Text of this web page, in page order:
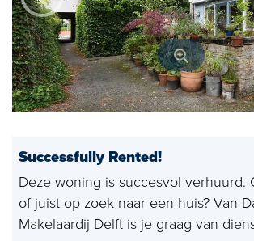
Selling
Buying
Exclusive living
Appraisals
Rental
Mortgages
Successfully Rented!
Deze woning is succesvol verhuurd.
of juist op zoek naar een huis? Van
Makelaardij Delft is je graag van